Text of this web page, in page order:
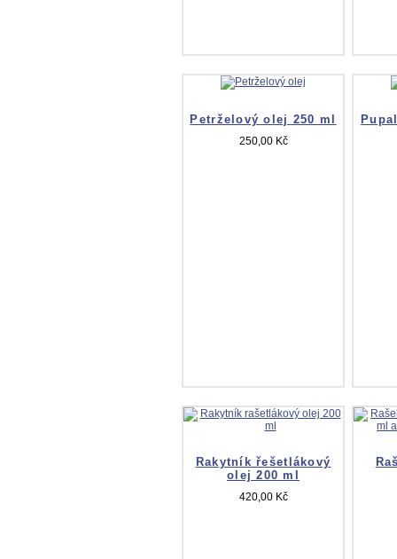
Petrželový olej 250 ml
250,00 Kč
Rakytník řešetlákový
olej 200 ml
420,00 Kč